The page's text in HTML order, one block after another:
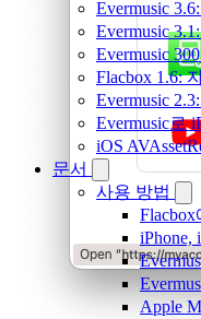
Evermusic
Evermusic
Evermusic
Flacbox 1.6:
Evermusic
Evermusic로
iOS
문서
사용 방법
iPhone,
Apple